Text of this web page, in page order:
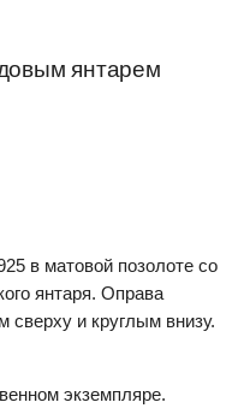
янтарем
в матовой позолоте со
янтаря. Оправа
сверху и круглым внизу.
экземпляре.